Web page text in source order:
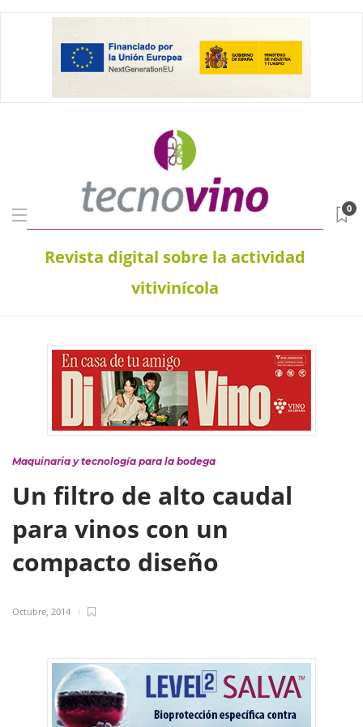
Revista digital sobre la actividad
vitivinícola
0
Maquinaria y tecnología para la bodega
Un filtro de alto caudal
para vinos con un
compacto diseño
Octubre, 2014